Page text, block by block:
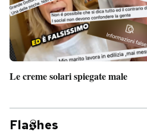
Le creme solari spiegate male
Fla hes